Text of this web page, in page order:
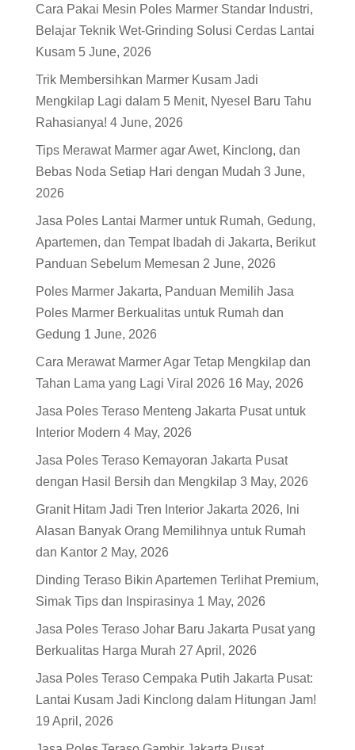
Cara Pakai Mesin Poles Marmer Standar Industri,
Belajar Teknik Wet-Grinding Solusi Cerdas Lantai
Kusam 5 June, 2026
Trik Membersihkan Marmer Kusam Jadi
Mengkilap Lagi dalam 5 Menit, Nyesel Baru Tahu
Rahasianya! 4 June, 2026
Tips Merawat Marmer agar Awet, Kinclong, dan
Bebas Noda Setiap Hari dengan Mudah 3 June,
2026
Jasa Poles Lantai Marmer untuk Rumah, Gedung,
Apartemen, dan Tempat Ibadah di Jakarta, Berikut
Panduan Sebelum Memesan 2 June, 2026
Poles Marmer Jakarta, Panduan Memilih Jasa
Poles Marmer Berkualitas untuk Rumah dan
Gedung 1 June, 2026
Cara Merawat Marmer Agar Tetap Mengkilap dan
Tahan Lama yang Lagi Viral 2026 16 May, 2026
Jasa Poles Teraso Menteng Jakarta Pusat untuk
Interior Modern 4 May, 2026
Jasa Poles Teraso Kemayoran Jakarta Pusat
dengan Hasil Bersih dan Mengkilap 3 May, 2026
Granit Hitam Jadi Tren Interior Jakarta 2026, Ini
Alasan Banyak Orang Memilihnya untuk Rumah
dan Kantor 2 May, 2026
Dinding Teraso Bikin Apartemen Terlihat Premium,
Simak Tips dan Inspirasinya 1 May, 2026
Jasa Poles Teraso Johar Baru Jakarta Pusat yang
Berkualitas Harga Murah 27 April, 2026
Jasa Poles Teraso Cempaka Putih Jakarta Pusat:
Lantai Kusam Jadi Kinclong dalam Hitungan Jam!
19 April, 2026